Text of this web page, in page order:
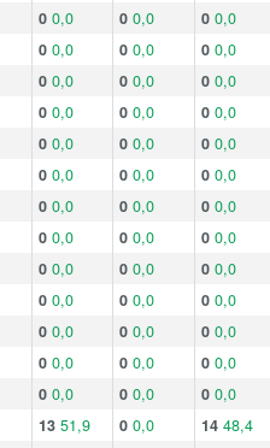
0 0,0 0 0,0 0 0,0
0 0,0 0 0,0 0 0,0
0 0,0 0 0,0 0 0,0
0 0,0 0 0,0 0 0,0
0 0,0 0 0,0 0 0,0
0 0,0 0 0,0 0 0,0
0 0,0 0 0,0 0 0,0
0 0,0 0 0,0 0 0,0
0 0,0 0 0,0 0 0,0
0 0,0 0 0,0 0 0,0
0 0,0 0 0,0 0 0,0
0 0,0 0 0,0 0 0,0
0 0,0 0 0,0 0 0,0
13 51,9 0 0,0 14 48,4